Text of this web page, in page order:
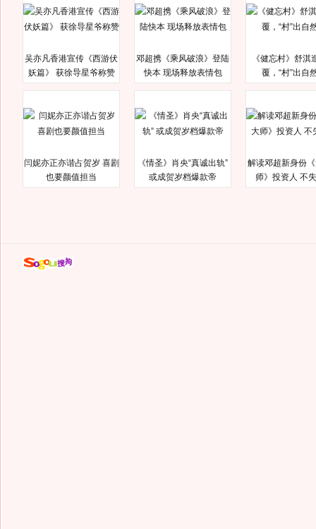
吴亦凡香港宣传《西游伏
妖篇》 获徐导星爷称赞
邓超携《乘风破浪》登陆
快本 现场释放表情包
《健忘村》舒淇
覆，“村”出自
闫妮亦正亦谐占贺岁 喜剧
也要颜值担当
《情圣》肖央“真诚出轨”
或成贺岁档爆款帝
解读邓超新身份
师》投资人 不